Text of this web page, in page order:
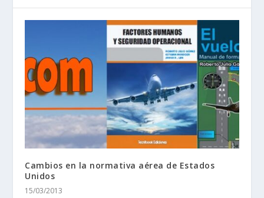
Cambios en la normativa aérea de Estados
Unidos
15/03/2013